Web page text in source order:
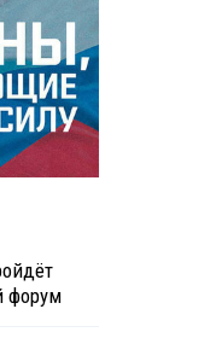
форум